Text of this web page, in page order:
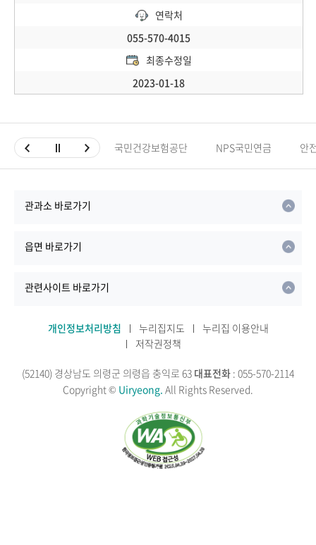
연락처
055-570-4015
최종수정일
2023-01-18
국민건강보험공단 NPS국민연금 안
관과소 바로가기
읍면 바로가기
관련사이트 바로가기
개인정보처리방침 누리집지도
누리집 이용안내
저작권정책
(52140) 경상남도 의령군 의령읍 충익로 63 대표전화 : 055-570-2114
Copyright © Uiryeong. All Rights Reserved.